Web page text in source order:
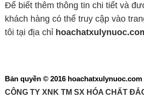
Để biết thêm thông tin chi tiết và
khách hàng có thể truy cập vào
tôi tại địa chỉ
Bản quyền © 2016 hoachatxulynuoc.com
CÔNG TY XNK TM SX HÓA CHẤT